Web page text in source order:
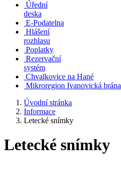
Úřední
deska
E-Podatelna
Hlášení
rozhlasu
Poplatky
Rezervační
systém
Chvalkovice na Hané
Mikroregion Ivanovická brána
Úvodní stránka
Informace
Letecké snímky
Letecké snímky